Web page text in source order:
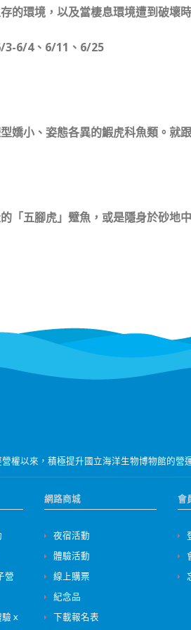
的環境，以及當棲息環境遭到破壞
3-6/4、6/11、6/25
嬌小、姿態各異的鰕虎科魚類。就
「五腳虎」躄魚，或是隱身於砂地
權以來，積極提升國立海洋生物博物館的營
營
ｘ
網路商城
夜宿活動
體驗活動
線上購票
紀念品
下載報名表
會